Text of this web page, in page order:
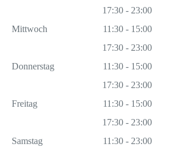
17:30 - 23:00
Mittwoch
11:30 - 15:00
17:30 - 23:00
Donnerstag
11:30 - 15:00
17:30 - 23:00
Freitag
11:30 - 15:00
17:30 - 23:00
Samstag
11:30 - 23:00